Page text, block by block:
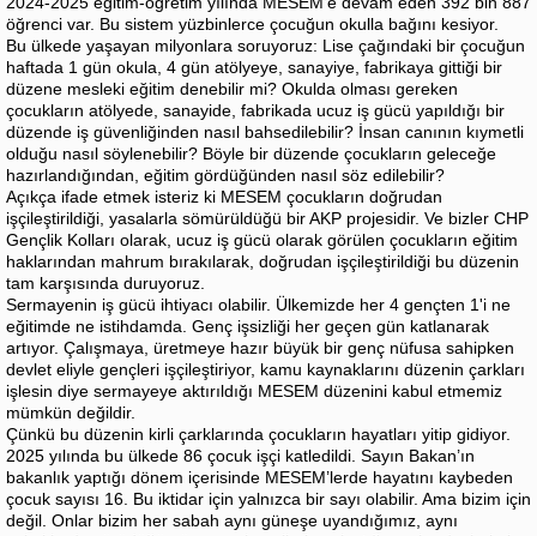
öğrenci var. Bu sistem yüzbinlerce çocuğun okulla bağını kesiyor.
Bu ülkede yaşayan milyonlara soruyoruz: Lise çağındaki bir çocuğun
haftada 1 gün okula, 4 gün atölyeye, sanayiye, fabrikaya gittiği bir
düzene mesleki eğitim denebilir mi? Okulda olması gereken
çocukların atölyede, sanayide, fabrikada ucuz iş gücü yapıldığı bir
düzende iş güvenliğinden nasıl bahsedilebilir? İnsan canının kıymetli
olduğu nasıl söylenebilir? Böyle bir düzende çocukların geleceğe
hazırlandığından, eğitim gördüğünden nasıl söz edilebilir?
Açıkça ifade etmek isteriz ki MESEM çocukların doğrudan
işçileştirildiği, yasalarla sömürüldüğü bir AKP projesidir. Ve bizler CHP
Gençlik Kolları olarak, ucuz iş gücü olarak görülen çocukların eğitim
haklarından mahrum bırakılarak, doğrudan işçileştirildiği bu düzenin
tam karşısında duruyoruz.
Sermayenin iş gücü ihtiyacı olabilir. Ülkemizde her 4 gençten 1'i ne
eğitimde ne istihdamda. Genç işsizliği her geçen gün katlanarak
artıyor. Çalışmaya, üretmeye hazır büyük bir genç nüfusa sahipken
devlet eliyle gençleri işçileştiriyor, kamu kaynaklarını düzenin çarkları
işlesin diye sermayeye aktırıldığı MESEM düzenini kabul etmemiz
mümkün değildir.
Çünkü bu düzenin kirli çarklarında çocukların hayatları yitip gidiyor.
2025 yılında bu ülkede 86 çocuk işçi katledildi. Sayın Bakan’ın
bakanlık yaptığı dönem içerisinde MESEM’lerde hayatını kaybeden
çocuk sayısı 16. Bu iktidar için yalnızca bir sayı olabilir. Ama bizim için
değil. Onlar bizim her sabah aynı güneşe uyandığımız, aynı